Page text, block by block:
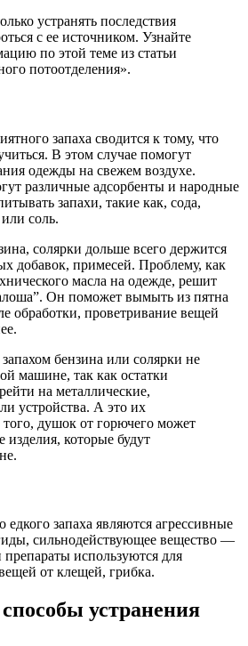
устранять последствия
с ее источником. Узнайте
по этой теме из статьи
потоотделения».
запаха сводится к тому, что
В этом случае помогут
одежды на свежем воздухе.
различные адсорбенты и народные
запахи, такие как, сода,
соль.
солярки дольше всего держится
добавок, примесей. Проблему, как
масла на одежде, решит
Он поможет вымыть из пятна
обработки, проветривание вещей
бензина или солярки не
машине, так как остатки
на металлические,
устройства. А это их
душок от горючего может
изделия, которые будут
запаха являются агрессивные
сильнодействующее вещество —
используются для
от клещей, грибка.
устранения